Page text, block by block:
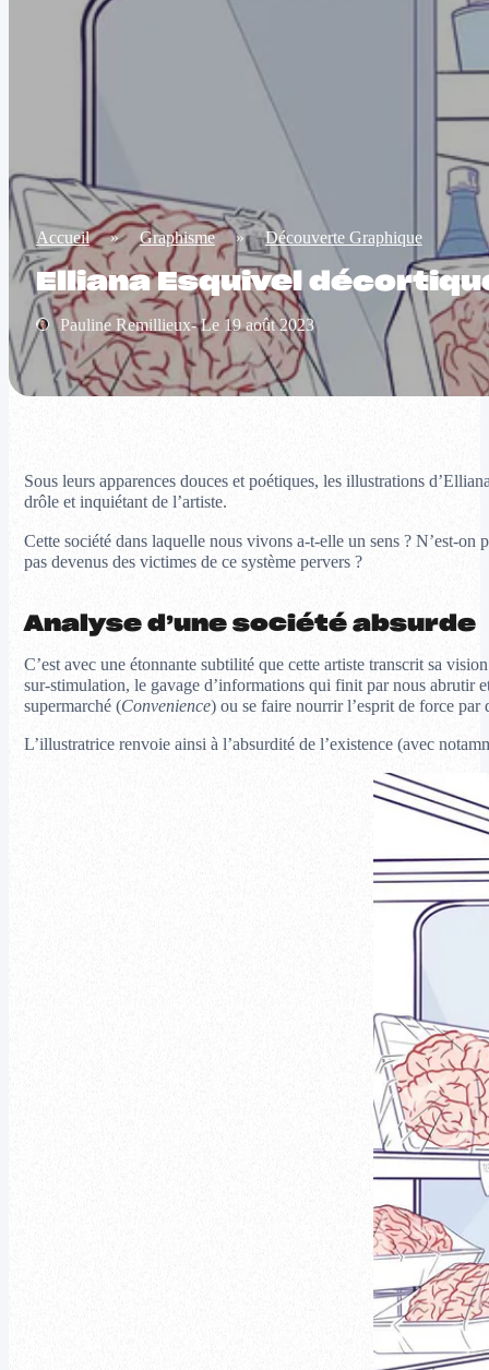
Accueil » Graphisme » Découverte Graphique
Elliana Esquivel
Pauline Remillieux- Le 19 août 2023
Sous leurs apparences douces et poétiques, les illustrations
drôle et inquiétant de l’artiste.
Cette société dans laquelle nous vivons a-t-elle un sens ? N’est-
pas devenus des victimes de ce système pervers ?
Analyse d’une société absurde
C’est avec une étonnante subtilité que cette artiste transcrit sa
sur-stimulation, le gavage d’informations qui finit par nous abrutir
supermarché (Convenience) ou se faire nourrir l’esprit de force par
L’illustratrice renvoie ainsi à l’absurdité de l’existence (avec